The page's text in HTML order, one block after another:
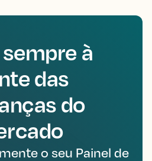
à
das
do
o seu Painel de